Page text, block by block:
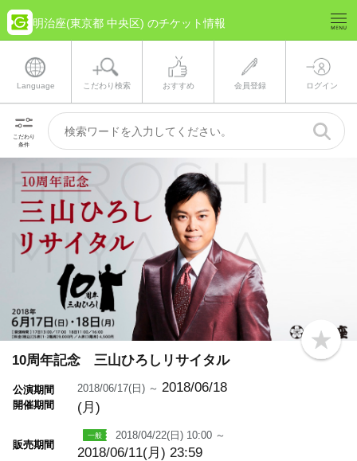
明治座(東京都 中央区) のチケット情報
Language こだわり検索 おすすめ 会員登録 ログイン
こだわり
条件
b
o
10周年記念 三山ひろしリサイタル
公演期間
開催期間
2018/06/17(日) ～ 2018/06/18
(月)
販売期間
2018/04/22(日) 10:00 ～
2018/06/11(月) 23:59